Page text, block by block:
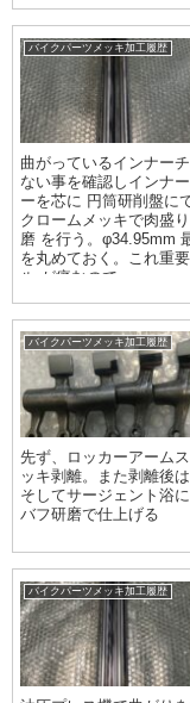
バイクパーツメッキ加工履歴
曲がっているインナー
ない事を確認しインナ
ーを芯に 円筒研削盤に
クロームメッキで肉盛
磨 を行う。φ34.95mm
を丸めておく。これ重
ル が痛むので
バイクパーツメッキ加工履歴
先ず、ロッカーアーム
ッキ剥離。また剥離後
そしてサージェント浴
バフ研磨で仕上げる
バイクパーツメッキ加工履歴